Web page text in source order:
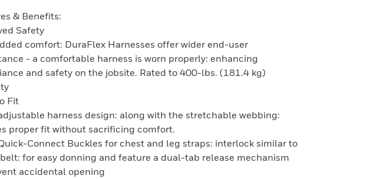
& Benefits:
Safety
comfort: DuraFlex Harnesses offer wider end-user
- a comfortable harness is worn properly: enhancing
and safety on the jobsite. Rated to 400-lbs. (181.4 kg)
Fit
harness design: along with the stretchable webbing:
proper fit without sacrificing comfort.
Connect Buckles for chest and leg straps: interlock similar to
for easy donning and feature a dual-tab release mechanism
accidental opening